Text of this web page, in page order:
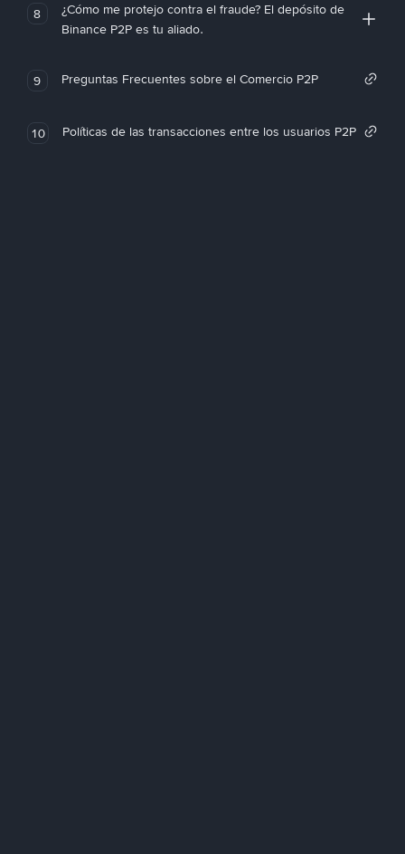
8
¿Cómo me protejo contra el fraude? El depósito de
Binance P2P es tu aliado.
9 Preguntas Frecuentes sobre el Comercio P2P
10 Políticas de las transacciones entre los usuarios P2P